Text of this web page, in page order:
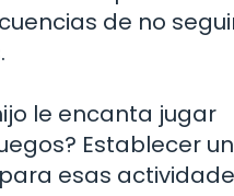
de no
le encanta jugar
Establecer
esas